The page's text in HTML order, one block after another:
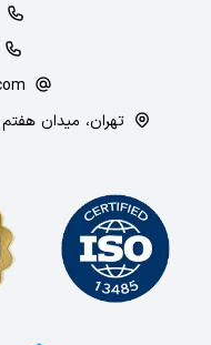
تهران، میدان هفتم